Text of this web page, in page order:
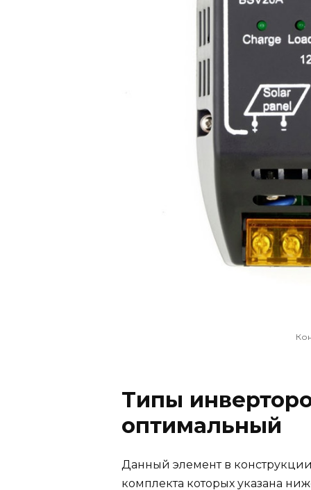
Типы
оптимальный
Данный элемент в
комплекта которых указана